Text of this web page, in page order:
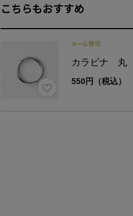
素材
表地表：分
表地裏：レ
裏地:綿100％
仕様 内ポケット2
重さ 約120g(スト
こちらもおすすめ
カラビナ 丸
550円（税込）